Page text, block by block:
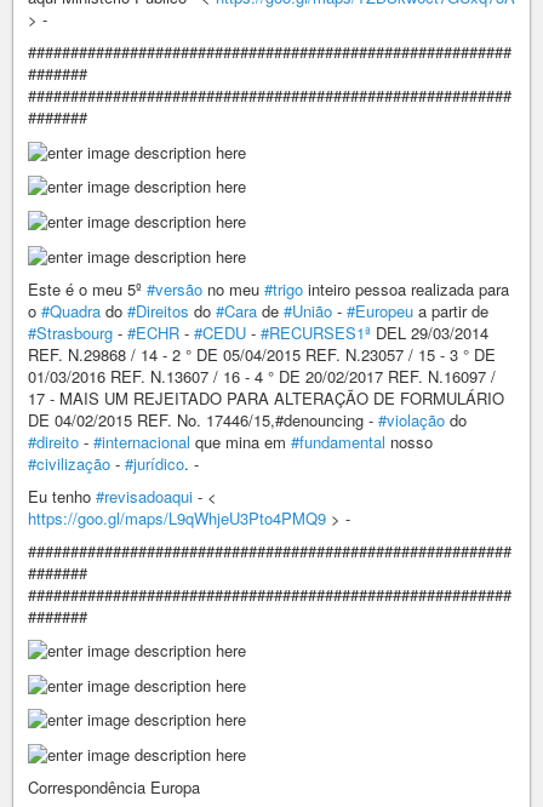
> -
#########################################################
#######
#########################################################
#######
Este é o meu 5º #versão no meu #trigo inteiro pessoa realizada para
o #Quadra do #Direitos do #Cara de #União - #Europeu a partir de
#Strasbourg - #ECHR - #CEDU - #RECURSES1ª DEL 29/03/2014
REF. N.29868 / 14 - 2 ° DE 05/04/2015 REF. N.23057 / 15 - 3 ° DE
01/03/2016 REF. N.13607 / 16 - 4 ° DE 20/02/2017 REF. N.16097 /
17 - MAIS UM REJEITADO PARA ALTERAÇÃO DE FORMULÁRIO
DE 04/02/2015 REF. No. 17446/15,#denouncing - #violação do
#direito - #internacional que mina em #fundamental nosso
#civilização - #jurídico. -
Eu tenho #revisadoaqui - <
https://goo.gl/maps/L9qWhjeU3Pto4PMQ9 > -
#########################################################
#######
#########################################################
#######
Correspondência Europa